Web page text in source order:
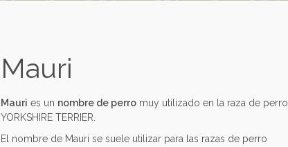
Mauri
Mauri es un nombre de perro muy utilizado en la raza de perro
YORKSHIRE TERRIER.
El nombre de Mauri se suele utilizar para las razas de perro